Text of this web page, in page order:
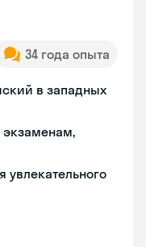
34 года опыта
в западных
увлекательного